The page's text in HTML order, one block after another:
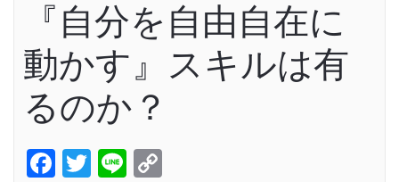
『自分を自由自在に
動かす』スキルは有
るのか？
Facebook
Twitter
Line